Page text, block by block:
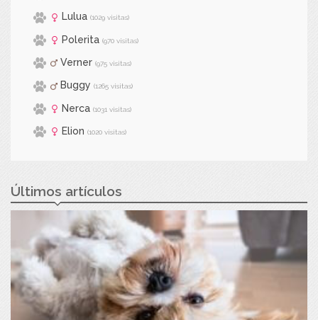
Lulua (1029 visitas)
Polerita (970 visitas)
Verner (975 visitas)
Buggy (1265 visitas)
Nerca (1031 visitas)
Elion (1020 visitas)
Últimos artículos